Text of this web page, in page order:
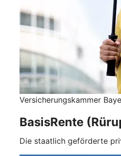
Versicherungskammer
BasisRente
Die staatlich geförderte